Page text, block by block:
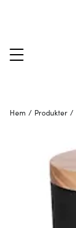
Hem / Produkter /